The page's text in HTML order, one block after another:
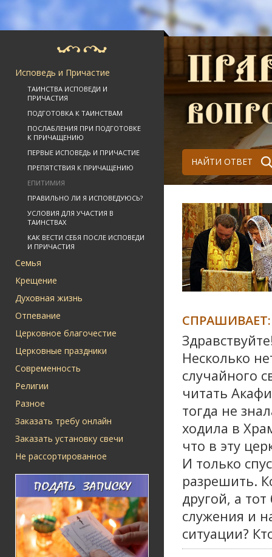
Исповедь и Причастие
ТАИНСТВА ИСПОВЕДИ И
ПРИЧАСТИЯ
ПОДГОТОВКА К ТАИНСТВАМ
ПОСЛАБЛЕНИЯ ПРИ ПОДГОТОВКЕ
К ПРИЧАЩЕНИЮ
ПЕРВЫЕ ИСПОВЕДЬ И ПРИЧАСТИЕ
ПРЕПЯТСТВИЯ К ПРИЧАЩЕНИЮ
ЕПИТИМИЯ
ПРАВИЛЬНО ЛИ Я ИСПОВЕДУЮСЬ?
УСЛОВИЯ ДЛЯ УЧАСТИЯ В
ТАИНСТВАХ
КАК ВЕСТИ СЕБЯ ПОСЛЕ ИСПОВЕДИ
И ПРИЧАСТИЯ
Семья
Крещение
Духовная жизнь
Отпевание
Церковное благочестие
Церковные праздники
Современность
Религии
Разное
Заказать требу онлайн
Заказать установку свечи
Не рассортированное
НАЙТИ ОТВЕТ
СПРАШИВАЕТ:
Несколько
случайного
читать
тогда не
ходила в
что в эту
И только
разрешить.
другой, а
служения и
ситуации?